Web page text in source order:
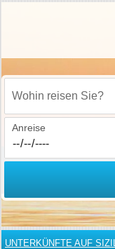
Wohin reisen Sie?
Anreise
UNTERKÜNFTE AUF